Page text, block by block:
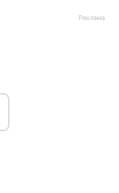
Реклама